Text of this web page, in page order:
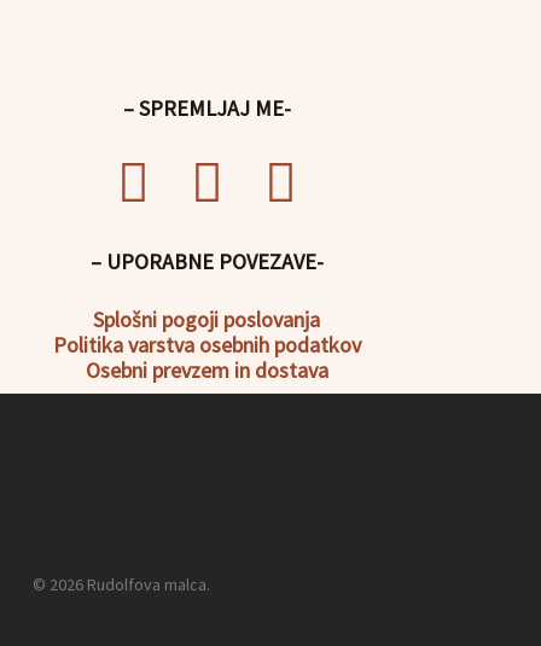
– SPREMLJAJ ME-
– UPORABNE POVEZAVE-
Splošni pogoji poslovanja
Politikavarstva osebnih podatkov
Osebni prevzem in dostava
© 2026 Rudolfova malca.